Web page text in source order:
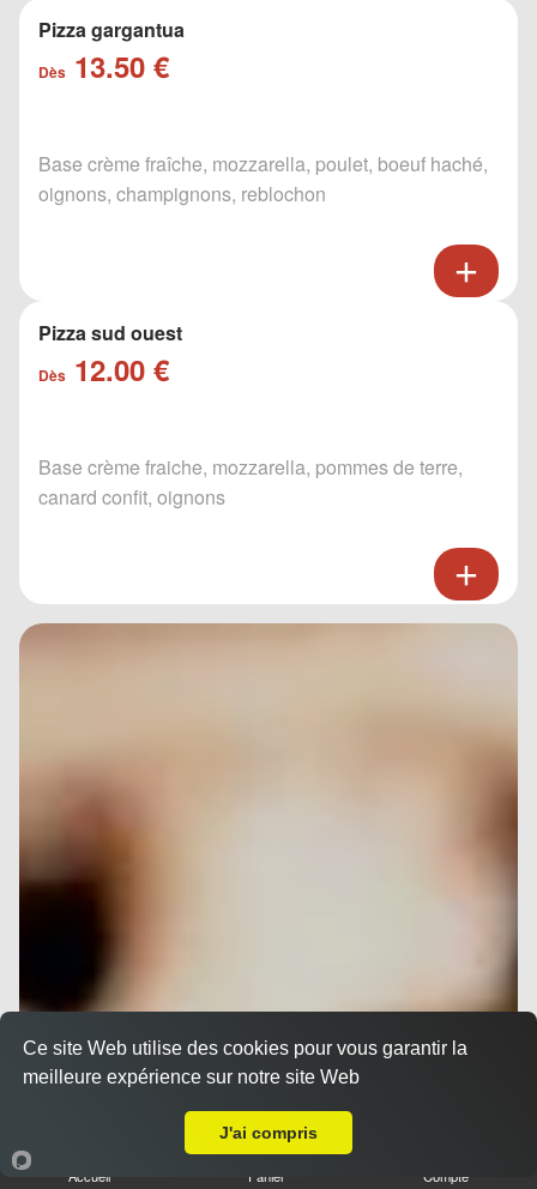
Pizza gargantua
Dès 13.50 €
Base crème fraîche, mozzarella, poulet, boeuf haché,
oignons, champignons, reblochon
Pizza sud ouest
Dès 12.00 €
Base crème fraiche, mozzarella, pommes de terre,
canard confit, oignons
Accueil Panier Compte
Ce site Web utilise des cookies pour vous garantir la
meilleure expérience sur notre site Web
J'ai compris